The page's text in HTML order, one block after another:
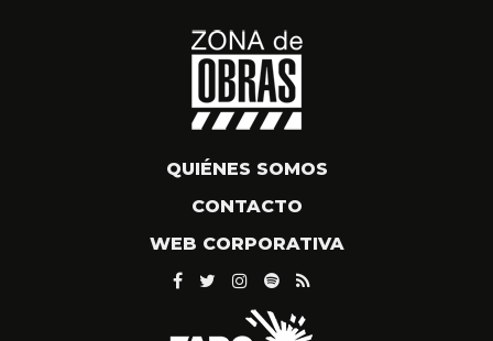
QUIÉNES SOMOS
CONTACTO
WEB CORPORATIVA